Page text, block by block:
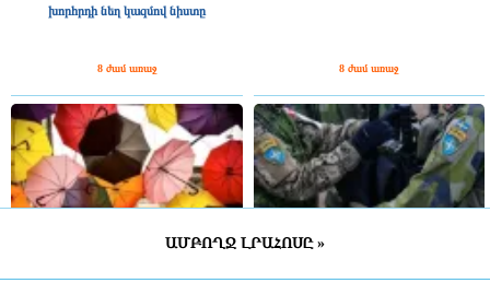
խորհրդի նեղ կազմով նիստը
8 ժամ առաջ 8 ժամ առաջ
ԱՄԲՈՂՋ ԼՐԱՀՈՍԸ »